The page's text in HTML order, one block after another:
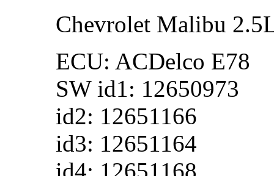
Chevrolet Malibu
ECU: ACDelco E78
SW id1: 12650973
id2: 12651166
id3: 12651164
id4: 12651168